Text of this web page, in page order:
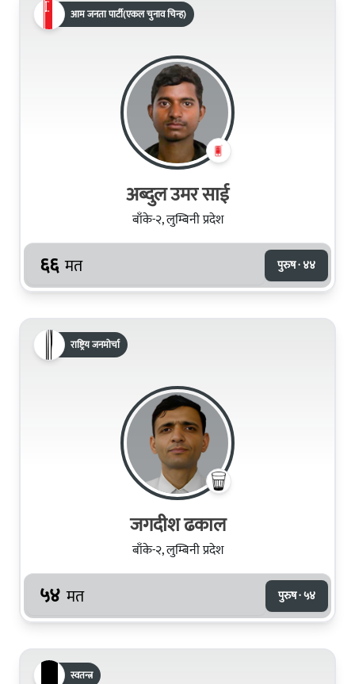
आम जनता पार्टी(एकल चुनाव चिन्ह)
अब्दुल उमर साई
बाँके-२, लुम्बिनी प्रदेश
६६ मत पुरुष · ४४
राष्ट्रिय जनमोर्चा
जगदीश ढकाल
बाँके-२, लुम्बिनी प्रदेश
५४ मत पुरुष · ५४
स्वतन्त्र